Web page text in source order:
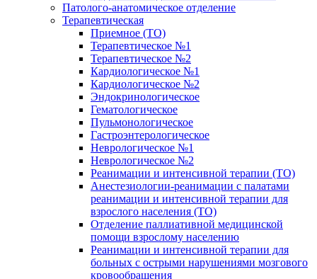
Патолого-анатомическое отделение
Терапевтическая
Приемное (ТО)
Терапевтическое №1
Терапевтическое №2
Кардиологическое №1
Кардиологическое №2
Эндокринологическое
Гематологическое
Пульмонологическое
Гастроэнтерологическое
Неврологическое №1
Неврологическое №2
Реанимации и интенсивной терапии (ТО)
Анестезиологии-реанимации с палатами
реанимации и интенсивной терапии для
взрослого населения (ТО)
Отделение паллиативной медицинской
помощи взрослому населению
Реанимации и интенсивной терапии для
больных с острыми нарушениями мозгового
кровообращения